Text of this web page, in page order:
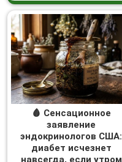
🩸 Сенсационное
заявление
эндокринологов США:
диабет исчезнет
навсегда, если утром